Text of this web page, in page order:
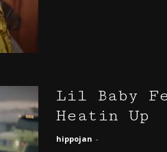
Lil Baby
Heatin Up
hippojan -